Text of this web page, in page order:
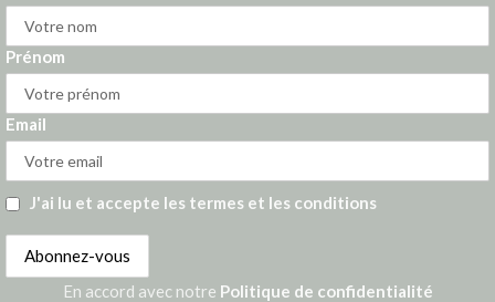
Prénom
Email
J'ai lu et accepte les termes et les conditions
En accord avec notre Politique de confidentialité